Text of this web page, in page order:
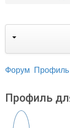
Форум Профиль
Профиль